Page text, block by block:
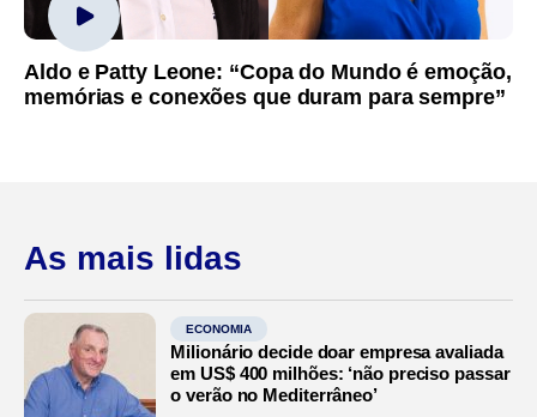
Aldo e Patty Leone: “Copa do Mundo é emoção,
memórias e conexões que duram para sempre”
As mais lidas
ECONOMIA
Milionário decide doar empresa avaliada
em US$ 400 milhões: ‘não preciso passar
o verão no Mediterrâneo’